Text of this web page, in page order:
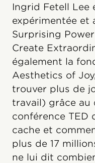
Ingrid Fetell Lee
expérimentée et
Surprising
Create
également la
Aesthetics of
trouver plus de
travail) grâce au
conférence TED
cache et
plus de 17
ne lui dit